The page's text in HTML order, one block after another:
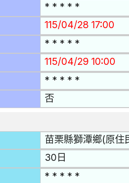
* * * * *
115/04/28 17:00
* * * * *
115/04/29 10:00
* * * * *
否
苗栗縣獅潭鄉(原住
30日
* * * * *